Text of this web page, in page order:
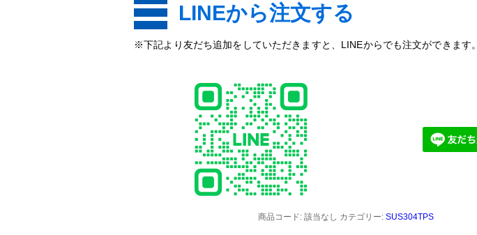
LINEから注文する
※下記より友だち追加をしていただきますと、LINEからでも注文ができます。
商品コード: 該当なし カテゴリー: SUS304TPS